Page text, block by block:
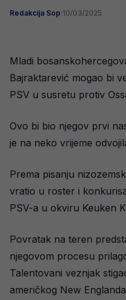
Redakcija Sop·10/03/2025
Mladi
Bajraktarević mogao bi
PSV u susretu protiv
Ovo bi bio njegov prvi
je na neko vrijeme
Prema pisanju
vratio u roster i
PSV-a u okviru Keuken
Povratak na teren
njegovom procesu
Talentovani veznjak
američkog New